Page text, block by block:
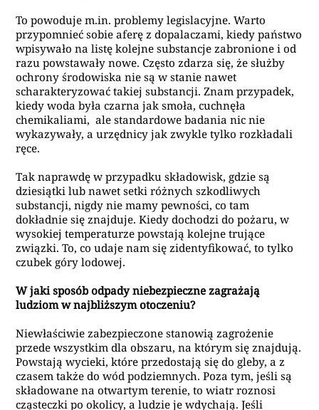
To powoduje m.in. problemy legislacyjne. Warto
przypomnieć sobie aferę z dopalaczami, kiedy państwo
wpisywało na listę kolejne substancje zabronione i od
razu powstawały nowe. Często zdarza się, że służby
ochrony środowiska nie są w stanie nawet
scharakteryzować takiej substancji. Znam przypadek,
kiedy woda była czarna jak smoła, cuchnęła
chemikaliami, alestandardowe badanianic nie
wykazywały, a urzędnicyjak zwykle tylkorozkładali
ręce.
Tak naprawdę w przypadku składowisk, gdzie są
dziesiątkilub nawet setki różnych szkodliwych
substancji, nigdy nie mamy pewności, co tam
dokładnie się znajduje. Kiedy dochodzi do pożaru,w
wysokiej temperaturze powstająkolejne trujące
związki. To, co udaje nam się zidentyfikować, to tylko
czubek góry lodowej.
W jaki sposób odpady niebezpieczne zagrażają
ludziom w najbliższym otoczeniu?
Niewłaściwie zabezpieczone stanowią zagrożenie
przede wszystkim dla obszaru, na którym się znajdują.
Powstają wycieki, które przedostają się do gleby, a z
czasem także do wódpodziemnych. Poza tym, jeślisą
składowane na otwartym terenie, to wiatr roznosi
cząsteczki po okolicy, a ludzie je wdychają. Jeśli